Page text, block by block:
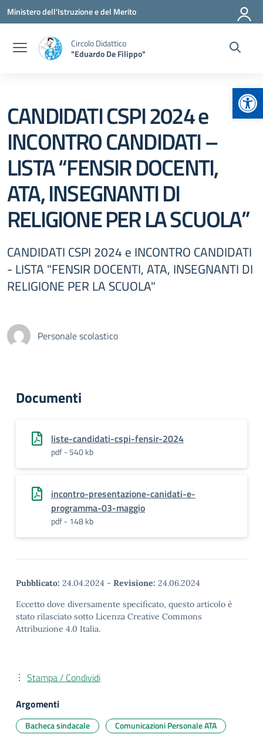
Vai ai contenuti
Vai al menu di navigazione
Vai al footer
Ministero dell'Istruzione e del Merito
Circolo Didattico
"Eduardo De Filippo"
CANDIDATI CSPI 2024 e
INCONTRO CANDIDATI –
LISTA “FENSIR DOCENTI,
ATA, INSEGNANTI DI
RELIGIONE PER LA SCUOLA”
CANDIDATI CSPI 2024 e INCONTRO CANDIDATI
- LISTA "FENSIR DOCENTI, ATA, INSEGNANTI DI
RELIGIONE PER LA SCUOLA"
Personale scolastico
Documenti
liste-candidati-cspi-fensir-2024
pdf - 540 kb
incontro-presentazione-canidati-e-
programma-03-maggio
pdf - 148 kb
Pubblicato: 24.04.2024 - Revisione: 24.06.2024
Eccetto dove diversamente specificato, questo articolo è
stato rilasciato sotto Licenza Creative Commons
Attribuzione 4.0 Italia.
Stampa / Condividi
Argomenti
Bacheca sindacale Comunicazioni Personale ATA